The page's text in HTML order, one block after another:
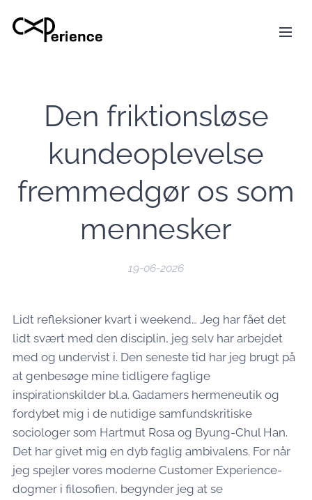
Den friktionsløse
kundeoplevelse
fremmedgør os som
mennesker
19-06-2026
Lidt refleksioner kvart i weekend… Jeg har fået det
lidt svært med den disciplin, jeg selv har arbejdet
med og undervist i. Den seneste tid har jeg brugt på
at genbesøge mine tidligere faglige
inspirationskilder bl.a. Gadamers hermeneutik og
fordybet mig i de nutidige samfundskritiske
sociologer som Hartmut Rosa og Byung-Chul Han.
Det har givet mig en dyb faglig ambivalens. For når
jeg spejler vores moderne Customer Experience-
dogmer i filosofien, begynder jeg at se